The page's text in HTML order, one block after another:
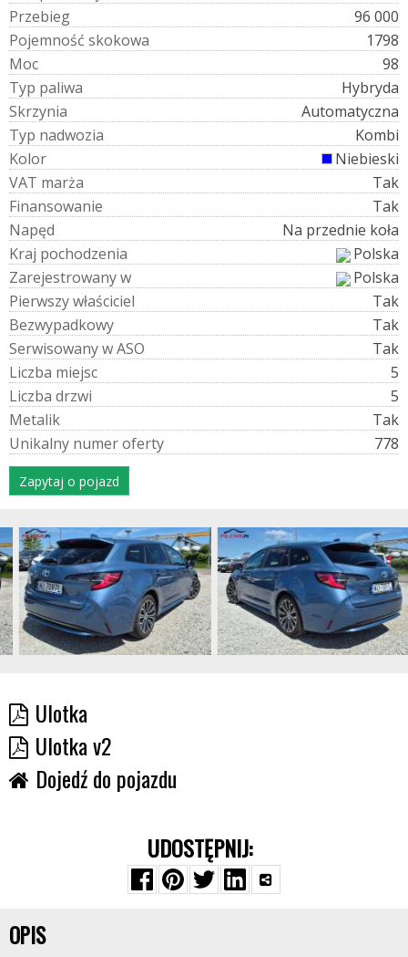
Przebieg
96 000
Pojemność skokowa
1798
Moc
98
Typ paliwa
Hybryda
Skrzynia
Automatyczna
Typ nadwozia
Kombi
Kolor
Niebieski
VAT marża
Tak
Finansowanie
Tak
Napęd
Na przednie koła
Kraj pochodzenia
Polska
Zarejestrowanyw
Polska
Pierwszywłaściciel
Tak
Bezwypadkowy
Tak
SerwisowanywASO
Tak
Liczba miejsc
5
Liczba drzwi
5
Metalik
Tak
Unikalny numeroferty 778
Zapytaj o pojazd
Ulotka
Ulotka v2
Dojedź do pojazdu
UDOSTĘPNIJ:
OPIS